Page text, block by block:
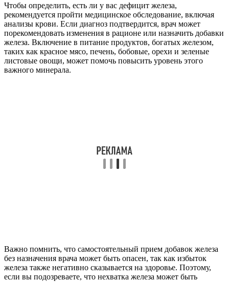
Чтобы определить, есть ли у вас дефицит железа,
рекомендуется пройти медицинское обследование, включая
анализы крови. Если диагноз подтвердится, врач может
порекомендовать изменения в рационе или назначить добавки
железа. Включение в питание продуктов, богатых железом,
таких как красное мясо, печень, бобовые, орехи и зеленые
листовые овощи, может помочь повысить уровень этого
важного минерала.
Важно помнить, что самостоятельный прием добавок железа
без назначения врача может быть опасен, так как избыток
железа также негативно сказывается на здоровье. Поэтому,
если вы подозреваете, что нехватка железа может быть